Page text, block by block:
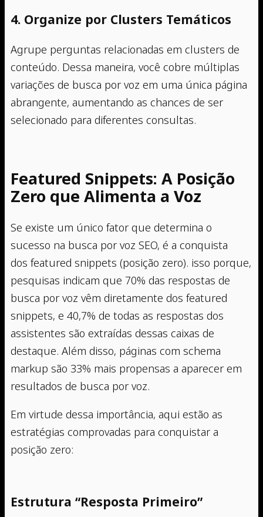
4. Organize por Clusters Temáticos
Agrupe perguntas relacionadas em clusters de
conteúdo. Dessa maneira, você cobre múltiplas
variações de busca por voz em uma única página
abrangente, aumentando as chances de ser
selecionado para diferentes consultas.
Featured Snippets: A Posição
Zero que Alimenta a Voz
Se existe um único fator que determina o
sucesso na busca por voz SEO, é a conquista
dos featured snippets (posição zero). isso porque,
pesquisas indicam que 70% das respostas de
busca por voz vêm diretamente dos featured
snippets, e 40,7% de todas as respostas dos
assistentes são extraídas dessas caixas de
destaque. Além disso, páginas com schema
markup são 33% mais propensas a aparecer em
resultados de busca por voz.
Em virtude dessa importância, aqui estão as
estratégias comprovadas para conquistar a
posição zero:
Estrutura “Resposta Primeiro”